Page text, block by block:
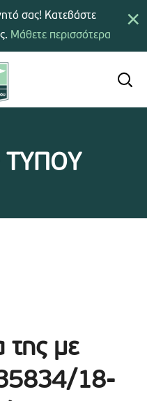
ΤΥΠΟΥ
της με
18-
×
σας! Κατεβάστε
Μάθετε περισσότερα